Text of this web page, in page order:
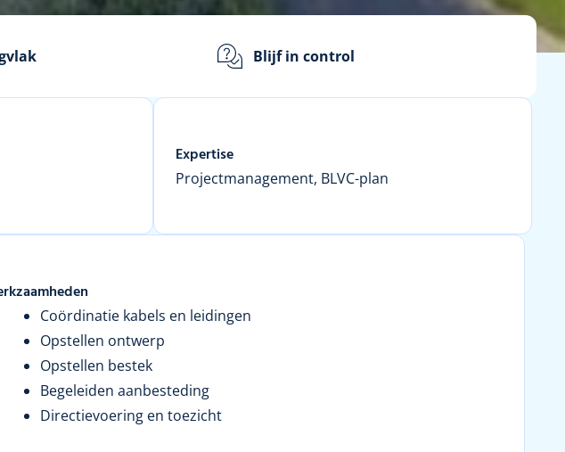
Blijf in control
Expertise
Projectmanagement, BLVC-plan
Coördinatie kabels en leidingen
Opstellen ontwerp
Opstellen bestek
Begeleiden aanbesteding
Directievoering en toezicht